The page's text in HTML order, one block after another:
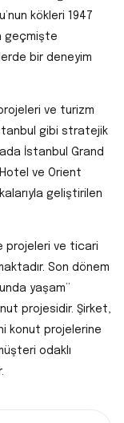
kökleri 1947
geçmişte
bir deneyim
ve turizm
gibi stratejik
İstanbul Grand
ve Orient
geliştirilen
projeleri ve ticari
Son dönem
yaşam”
projesidir. Şirket,
konut projelerine
odaklı